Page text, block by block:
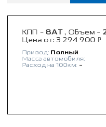
КПП -8AT , Объем -
Цена от: 3 294 900₽
Привод: Полный
Масса автомобиля:
Расход на 100км: -